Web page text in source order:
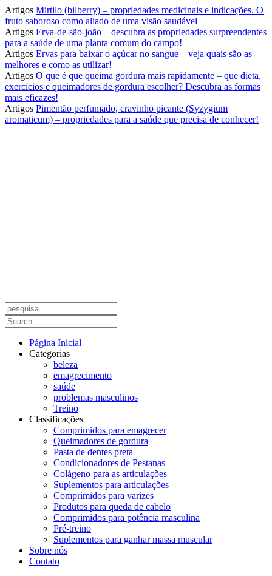
Artigos Mirtilo (bilberry) – propriedades medicinais e indicações. O
fruto saboroso como aliado de uma visão saudável
Artigos Erva-de-são-joão – descubra as propriedades surpreendentes
para a saúde de uma planta comum do campo!
Artigos Ervas para baixar o açúcar no sangue – veja quais são as
melhores e como as utilizar!
Artigos O que é que queima gordura mais rapidamente – que dieta,
exercícios e queimadores de gordura escolher? Descubra as formas
mais eficazes!
Artigos Pimentão perfumado, cravinho picante (Syzygium
aromaticum) – propriedades para a saúde que precisa de conhecer!
Página Inicial
Categorias
beleza
emagrecimento
saúde
problemas masculinos
Treino
Classificações
Comprimidos para emagrecer
Queimadores de gordura
Pasta de dentes preta
Condicionadores de Pestanas
Colágeno para as articulações
Suplementos para articulações
Comprimidos para varizes
Produtos para queda de cabelo
Comprimidos para potência masculina
Pré-treino
Suplementos para ganhar massa muscular
Sobre nós
Contato